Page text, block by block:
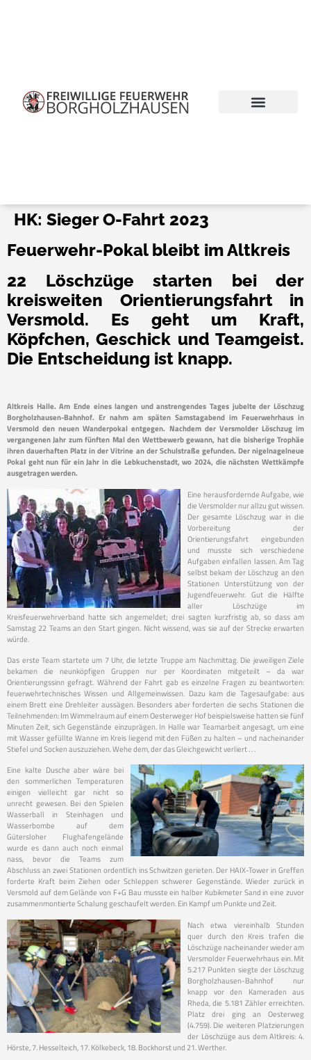
HK: Sieger O-Fahrt 2023
Feuerwehr-Pokal bleibt im Altkreis
22 Löschzüge starten bei der
kreisweiten Orientierungsfahrt in
Versmold. Es geht um Kraft,
Köpfchen, Geschick und Teamgeist.
Die Entscheidung ist knapp.
Altkreis Halle. Am Ende eines langen und anstrengendes Tages jubelte der Löschzug
Borgholzhausen-Bahnhof. Er nahm am späten Samstagabend im Feuerwehrhaus in
Versmold den neuen Wanderpokal entgegen. Nachdem der Versmolder Löschzug im
vergangenen Jahr zum fünften Mal den Wettbewerb gewann, hat die bisherige Trophäe
ihren dauerhaften Platz in der Vitrine an der Schulstraße gefunden. Der nigelnagelneue
Pokal geht nun für ein Jahr in die Lebkuchenstadt, wo 2024, die nächsten Wettkämpfe
ausgetragen werden.
Eine herausfordernde Aufgabe, wie
die Versmolder nur allzu gut wissen.
Der gesamte Löschzug war in die
Vorbereitung der
Orientierungsfahrt eingebunden
und musste sich verschiedene
Aufgaben einfallen lassen. Am Tag
selbst bekam der Löschzug an den
Stationen Unterstützung von der
Jugendfeuerwehr. Gut die Hälfte
aller Löschzüge im
Kreisfeuerwehrverband hatte sich angemeldet; drei sagten kurzfristig ab, so dass am
Samstag 22 Teams an den Start gingen. Nicht wissend, was sie auf der Strecke erwarten
würde.
Das erste Team startete um 7 Uhr, die letzte Truppe am Nachmittag. Die jeweiligen Ziele
bekamen die neunköpfigen Gruppen nur per Koordinaten mitgeteilt – da war
Orientierungssinn gefragt. Während der Fahrt gab es einzelne Fragen zu beantworten:
feuerwehrtechnisches Wissen und Allgemeinwissen. Dazu kam die Tagesaufgabe: aus
einem Brett eine Drehleiter aussägen. Besonders aber forderten die sechs Stationen die
Teilnehmenden: Im Wimmelraum auf einem Oesterweger Hof beispielsweise hatten sie fünf
Minuten Zeit, sich Gegenstände einzuprägen. In Halle war Teamarbeit angesagt, um eine
mit Wasser gefüllte Wanne im Kreis liegend mit den Füßen zu halten – und nacheinander
Stiefel und Socken auszuziehen. Wehe dem, der das Gleichgewicht verliert . . .
Eine kalte Dusche aber wäre bei
den sommerlichen Temperaturen
einigen vielleicht gar nicht so
unrecht gewesen. Bei den Spielen
Wasserball in Steinhagen und
Wasserbombe auf dem
Gütersloher Flughafengelände
wurde es dann auch noch einmal
nass, bevor die Teams zum
Abschluss an zwei Stationen ordentlich ins Schwitzen gerieten. Der HAIX-Tower in Greffen
forderte Kraft beim Ziehen oder Schleppen schwerer Gegenstände. Wieder zurück in
Versmold auf dem Gelände von F+G Bau musste ein halber Kubikmeter Sand in eine zuvor
zusammenmontierte Schalung geschaufelt werden. Ein Kampf um Punkte und Zeit.
Nach etwa viereinhalb Stunden
quer durch den Kreis trafen die
Löschzüge nacheinander wieder am
Versmolder Feuerwehrhaus ein. Mit
5.217 Punkten siegte der Löschzug
Borgholzhausen-Bahnhof nur
knapp vor den Kameraden aus
Rheda, die 5.181 Zähler erreichten.
Platz drei ging an Oesterweg
(4.759). Die weiteren Platzierungen
der Löschzüge aus dem Altkreis: 4.
Hörste, 7. Hesselteich, 17. Kölkebeck, 18. Bockhorst und 21. Werther.